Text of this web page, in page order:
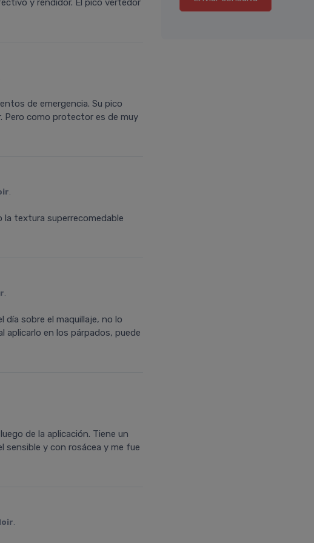
y rendidor. El pico vertedor
de emergencia. Su pico
Pero como protector es de muy
.
la textura superrecomedable
.
día sobre el maquillaje, no lo
aplicarlo en los párpados, puede
de la aplicación. Tiene un
sensible y con rosácea y me fue
.